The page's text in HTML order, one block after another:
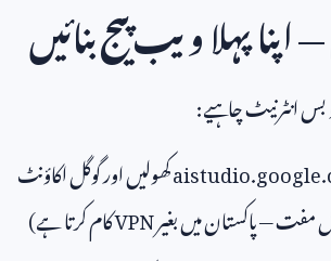
پہلا ویب پیج بنائیں
بس انٹرنیٹ چاہیے:
کھولیں اور گوگل اکاؤنٹ
— پاکستان میں بغیرVPNکام کرتا ہے)